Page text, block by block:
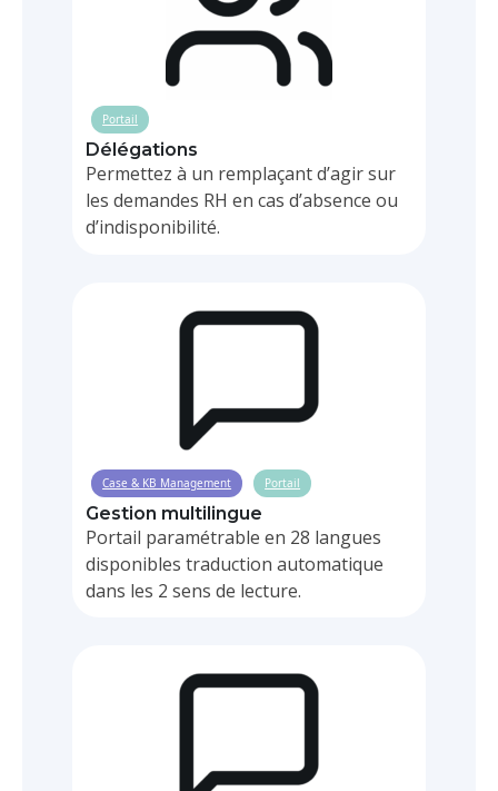
Portail
Délégations
Permettez à un remplaçant d’agir sur
les demandes RH en cas d’absence ou
d’indisponibilité.
Case & KB Management Portail
Gestion multilingue
Portail paramétrable en 28 langues
disponibles traduction automatique
dans les 2 sens de lecture.